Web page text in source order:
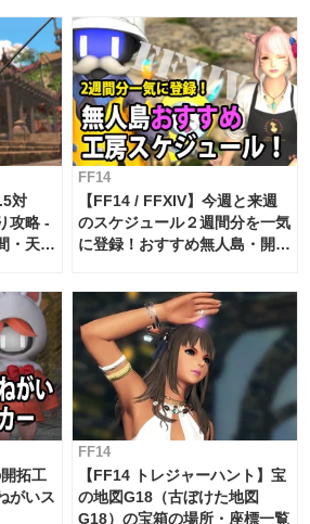
対
攻略 -
・天
FF14
【FF14 / FFXIV】今週と来週
のスケジュール２週間分を一気
に登録！おすすめ無人島・開拓
拓工
がいス
FF14
【FF14 トレジャーハント】宝
の地図G18（古ぼけた地図
G18）の宝箱の場所・座標一覧